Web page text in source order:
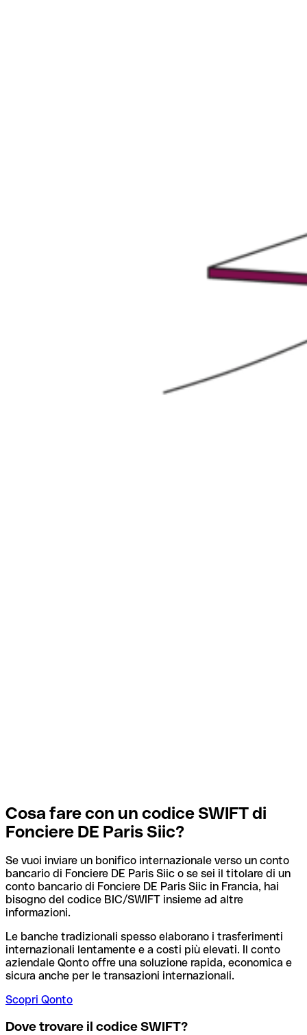
Cosa fare con un codice SWIFT di
Fonciere DE Paris Siic?
Se vuoi inviare un bonifico internazionale verso un conto
bancario di Fonciere DE Paris Siic o se sei il titolare di un
conto bancario di Fonciere DE Paris Siic in Francia, hai
bisogno del codice BIC/SWIFT insieme ad altre
informazioni.
Le banche tradizionali spesso elaborano i trasferimenti
internazionali lentamente e a costi più elevati. Il conto
aziendale Qonto offre una soluzione rapida, economica e
sicura anche per le transazioni internazionali.
Scopri Qonto
Dove trovare il codice SWIFT?